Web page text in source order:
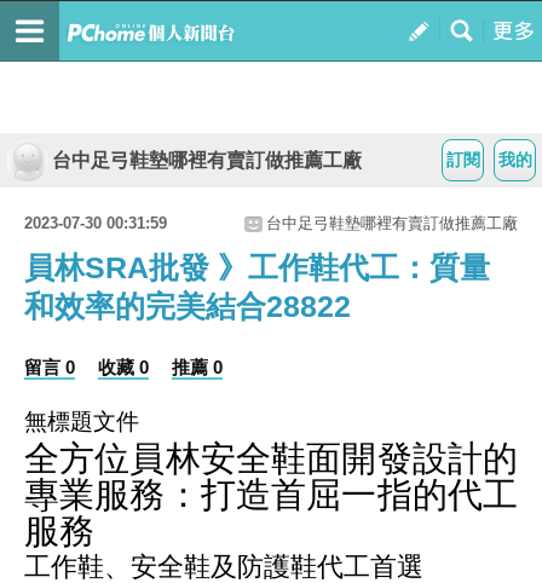
我的
訂閱
台中足弓鞋墊哪裡有賣訂做推薦工廠
2023-07-30 00:31:59 台中足弓鞋墊哪裡有賣訂做推薦工廠
員林SRA批發 》工作鞋代工：質量
和效率的完美結合28822
留言 0 收藏 0 推薦 0
無標題文件
全方位員林安全鞋面開發設計的
專業服務：打造首屈一指的代工
服務
工作鞋、安全鞋及防護鞋代工首選